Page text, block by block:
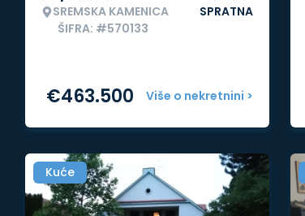
SREMSKA KAMENICA
ŠIFRA: #570133
SPRATNA
Više o nekretnini >
€463.500
Kuće